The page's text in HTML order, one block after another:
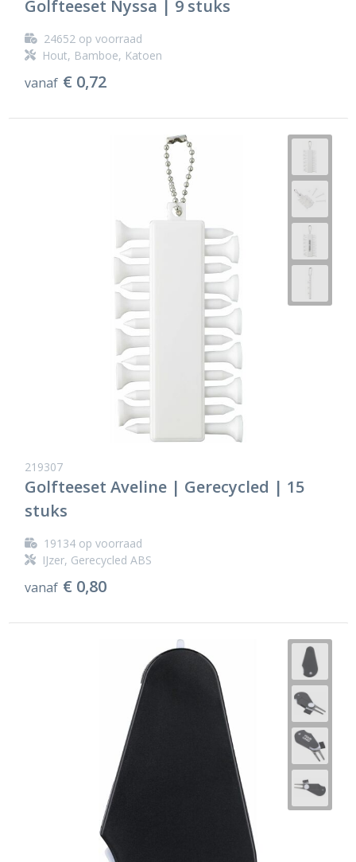
Ondergoed en Sokken
Regenkleding
Gereedschap
Ademhalingsbescherming
Sokken en Nachtkleding
Regenkleding
Schoenen
Golfteeset Nyssa | 9 stuks
24652op voorraad
Hout, Bamboe, Katoen
vanaf € 0,72
219307
Golfteeset Aveline | Gerecycled | 15
stuks
19134op voorraad
IJzer, Gerecycled ABS
vanaf € 0,80